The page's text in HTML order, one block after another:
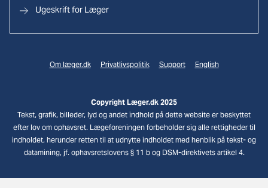
Ugeskrift for Læger
Om læger.dk Privatlivspolitik Support English
Copyright Læger.dk 2025
Tekst, grafik, billeder, lyd og andet indhold på dette website er beskyttet
efter lov om ophavsret. Lægeforeningen forbeholder sig alle rettigheder til
indholdet, herunder retten til at udnytte indholdet med henblik på tekst- og
datamining, jf. ophavsretslovens § 11 b og DSM-direktivets artikel 4.